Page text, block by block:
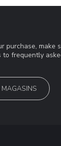
make
frequently